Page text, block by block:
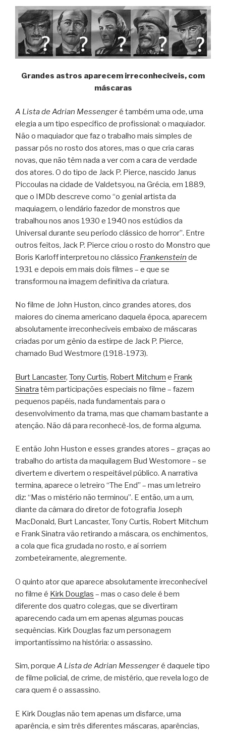
Grandes astros aparecem irreconhecíveis, com
máscaras
A Lista de Adrian Messengeré também uma ode, uma
elegia a um tipo específico de profissional: o maquiador.
Não o maquiador que faz o trabalho mais simples de
passar pós no rosto dos atores, mas o que cria caras
novas, que não têm nada a ver com a cara de verdade
dos atores. O do tipo de Jack P. Pierce, nascido Janus
Piccoulas na cidade de Valdetsyou, na Grécia, em 1889,
que o IMDb descreve como “o genial artista da
maquiagem, o lendário fazedor de monstros que
trabalhou nos anos 1930 e 1940 nos estúdios da
Universal durante seu período clássico de horror”. Entre
outros feitos, Jack P. Pierce criou o rosto do Monstro que
Boris Karloff interpretou no clássico Frankenstein de
1931 e depois em mais dois filmes – e que se
transformou na imagem definitiva da criatura.
No filme de John Huston, cinco grandes atores, dos
maiores do cinema americano daquela época, aparecem
absolutamente irreconhecíveis embaixo de máscaras
criadas por um gênio da estirpe de Jack P. Pierce,
chamado Bud Westmore (1918-1973).
Burt Lancaster, Tony Curtis, Robert Mitchum e Frank
Sinatra têm participações especiais no filme – fazem
pequenos papéis, nada fundamentais para o
desenvolvimento da trama, mas que chamam bastante a
atenção. Não dá para reconhecê-los, de forma alguma.
E então John Huston e esses grandes atores – graças ao
trabalho do artista da maquilagem Bud Westomore – se
divertem e divertem o respeitável público. A narrativa
termina, aparece o letreiro “The End” – mas um letreiro
diz: “Mas o mistério não terminou”. E então, um a um,
diante da câmara do diretor de fotografia Joseph
MacDonald, Burt Lancaster, Tony Curtis, Robert Mitchum
e Frank Sinatra vão retirando a máscara, os enchimentos,
a cola que fica grudada no rosto, e aí sorriem
zombeteiramente, alegremente.
O quinto ator que aparece absolutamente irreconhecível
no filme é Kirk Douglas – mas o caso dele é bem
diferente dos quatro colegas, que se divertiram
aparecendo cada um em apenas algumas poucas
sequências. Kirk Douglas faz um personagem
importantíssimo na história: o assassino.
Sim, porque A Lista de Adrian Messengeré daquele tipo
de filme policial, de crime, de mistério, que revela logo de
cara quem é o assassino.
E Kirk Douglas não tem apenas um disfarce, uma
aparência, e sim três diferentes máscaras, aparências,